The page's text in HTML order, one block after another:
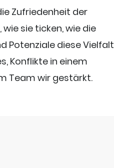
Zufriedenheit der
sie ticken, wie die
Potenziale diese Vielfalt
Konflikte in einem
Team wir gestärkt.